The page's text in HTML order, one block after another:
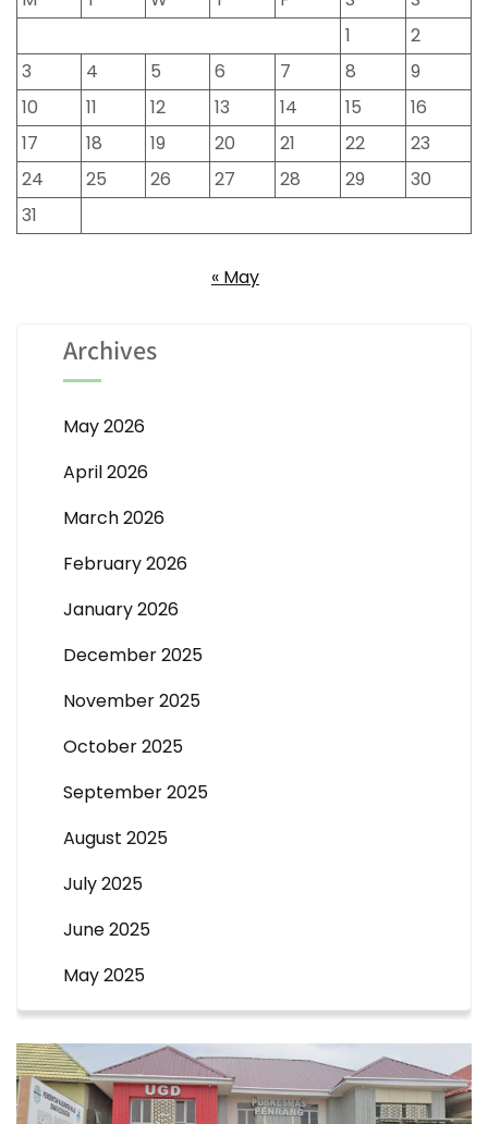
1
2
3
4 5 6 7 8
9
10
11 12 13 14 15
16
17
18 19 20 21 22
23
24
25 26 27 28 29
30
31
« May
Archives
May 2026
April 2026
March 2026
February 2026
January 2026
December 2025
November 2025
October 2025
September 2025
August 2025
July 2025
June 2025
May 2025